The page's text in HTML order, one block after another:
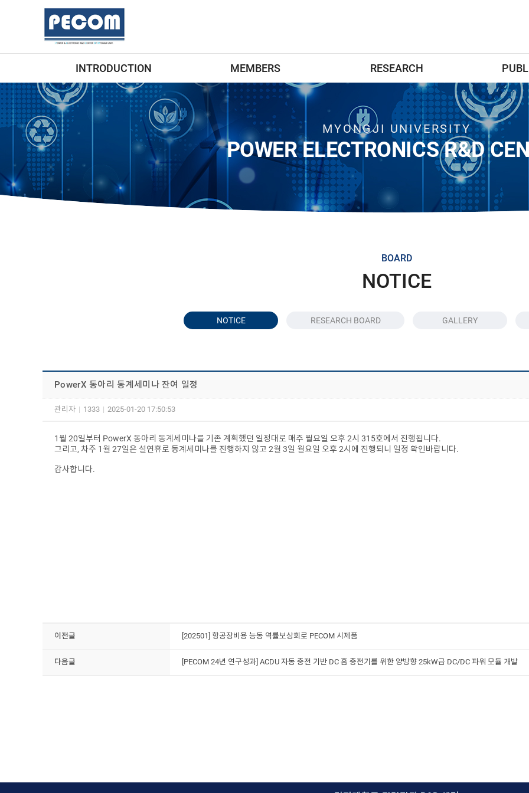
INTRODUCTION MEMBERS RESEARCH
MYONGJI UNIVERSITY
POWER ELECTRONICS R&D
BOARD
NOTICE
NOTICE RESEARCH BOARD GALLERY
PowerX 동아리 동계세미나 잔여 일정
관리자 | 1333 | 2025-01-20 17:50:53
1월 20일부터 PowerX 동아리 동계세미나를 기존 계획했던 일정대로 매주 월요일 오후 2시 315호에서 진행됩니다.
그리고, 차주 1월 27일은 설연휴로 동계세미나를 진행하지 않고 2월 3일 월요일 오후 2시에 진행되니 일정 확인바랍니다.
감사합니다.
이전글 [202501] 항공장비용 능동 역률보상회로 PECOM 시제품
다음글 [PECOM 24년 연구성과] ACDU 자동 충전 기반 DC 홈 충전기를 위한 양방향 25kW급 DC/DC 파워 모듈 개발